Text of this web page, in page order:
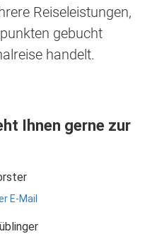
Reiseleistungen,
gebucht
handelt.
Ihnen gerne zur
E-Mail